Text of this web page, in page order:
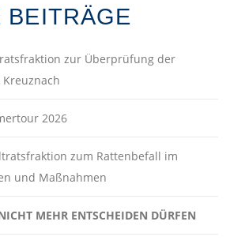
BEITRÄGE
zur Überprüfung der
2026
zum Rattenbefall im
und Maßnahmen
MEHR ENTSCHEIDEN DÜRFEN